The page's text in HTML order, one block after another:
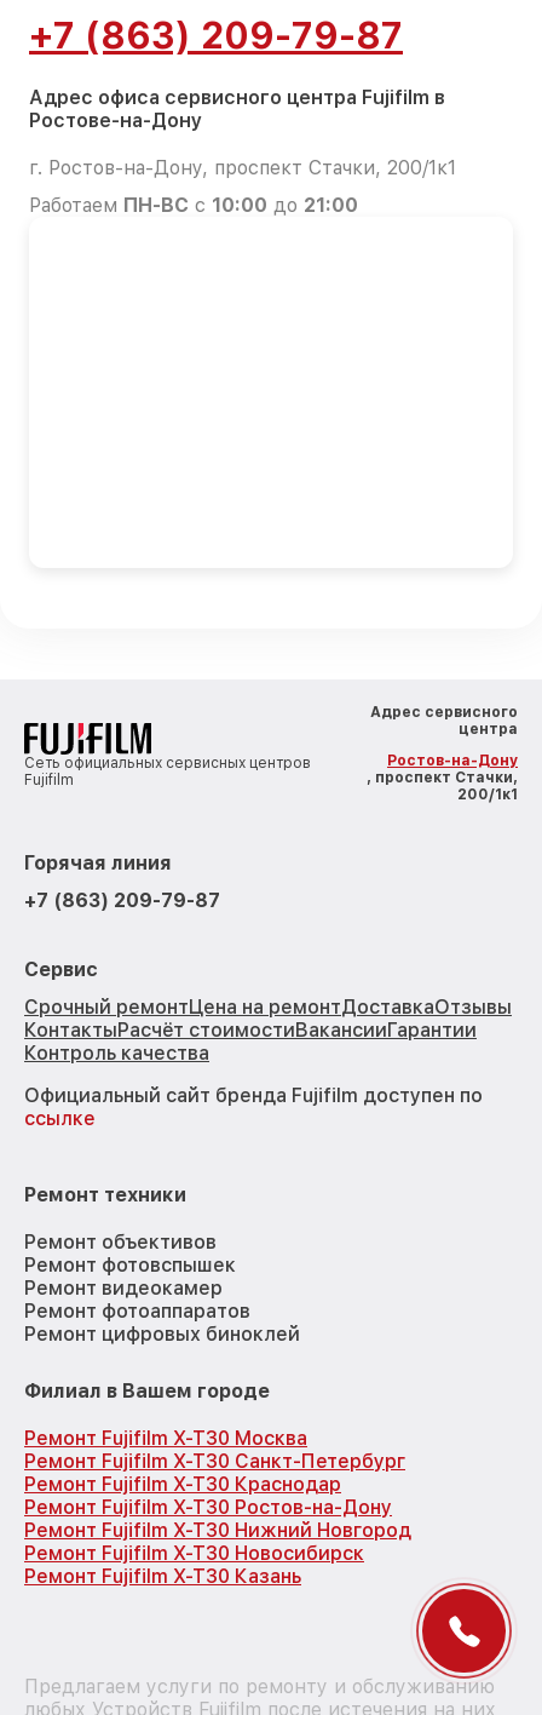
+7 (863) 209-79-87
Адрес офиса сервисного центра Fujifilm в
Ростове-на-Дону
г. Ростов-на-Дону, проспект Стачки, 200/1к1
Работаем ПН-ВС с 10:00 до 21:00
Сеть официальных сервисных центров
Fujifilm
Адрес сервисного
центра
Ростов-на-Дону
, проспект Стачки,
200/1к1
Горячая линия
+7 (863) 209-79-87
Сервис
Срочный ремонтЦена на ремонтДоставкаОтзывы
КонтактыРасчёт стоимостиВакансииГарантии
Контроль качества
Официальный сайт бренда Fujifilm доступен по
ссылке
Ремонт техники
Ремонт объективов
Ремонт фотовспышек
Ремонт видеокамер
Ремонт фотоаппаратов
Ремонт цифровых биноклей
Филиал в Вашем городе
Ремонт Fujifilm X-T30 Москва
Ремонт Fujifilm X-T30 Санкт-Петербург
Ремонт Fujifilm X-T30 Краснодар
Ремонт Fujifilm X-T30 Ростов-на-Дону
Ремонт Fujifilm X-T30 Нижний Новгород
Ремонт Fujifilm X-T30 Новосибирск
Ремонт Fujifilm X-T30 Казань
Предлагаем услуги по ремонту и обслуживанию
любых Устройств Fujifilm после истечения на них